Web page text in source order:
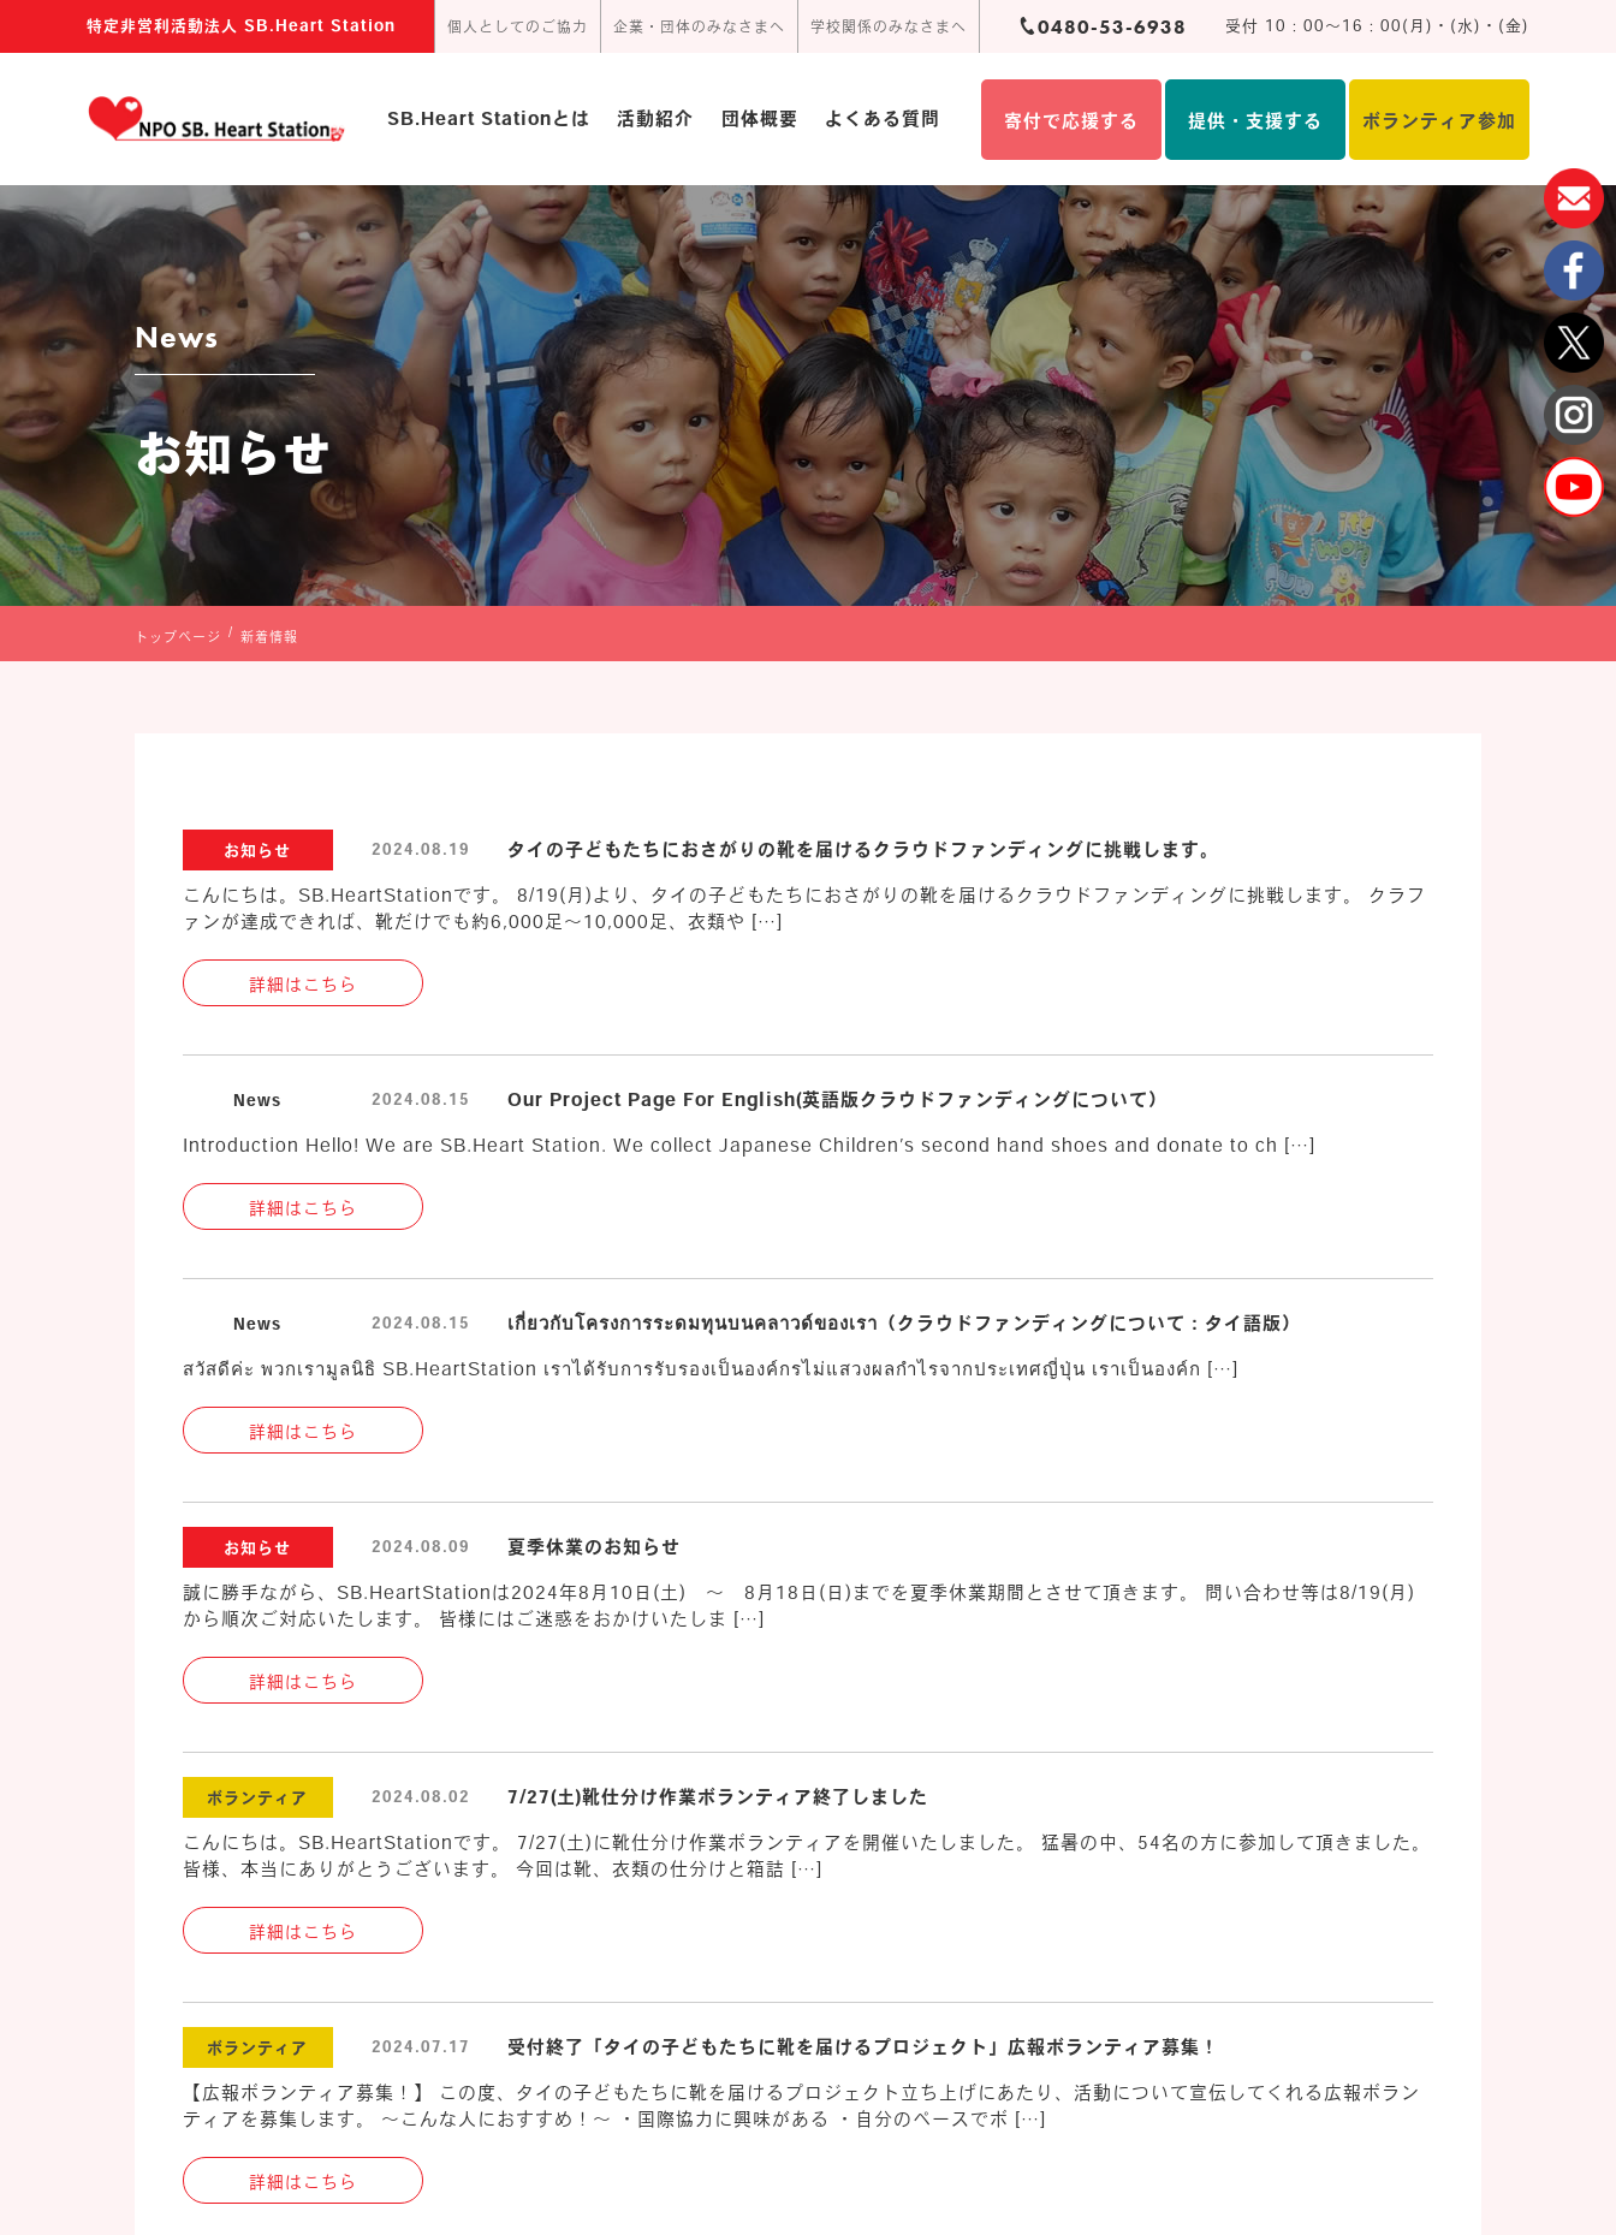
特定非営利活動法人 SB.Heart Station 個人としてのご協力 企業・団体のみなさまへ 学校関係のみなさまへ 0480-53-6938 受付 10：00～16：00(月)・(水)・(金)
SB.Heart Stationとは 活動紹介
主な活動内容 活動報告 頂いたお手紙
団体概要
団体の目的 団体概要･定款 周辺アクセス 事業報告書
よくある質問 寄付で応援する 提供・支援する ボランティア参加
news
お知らせ
トップページ 新着情報
お知らせ 2024.08.19 タイの子どもたちにおさがりの靴を届けるクラウドファンディングに挑戦します。
こんにちは。SB.HeartStationです。 8/19(月)より、タイの子どもたちにおさがりの靴を届けるクラウドファンディングに挑戦します。 クラフ
ァンが達成できれば、靴だけでも約6,000足～10,000足、衣類や […]
詳細はこちら
News 2024.08.15 Our Project Page For English(英語版クラウドファンディングについて）
Introduction Hello! We are SB.Heart Station. We collect Japanese Children’s second hand shoes and donate to ch […]
詳細はこちら
News 2024.08.15 เกี่ยวกับโครงการระดมทุนบนคลาวด์ของเรา（クラウドファンディングについて：タイ語版）
สวัสดีค่ะ พวกเรามูลนิธิ SB.HeartStation เราได้รับการรับรองเป็นองค์กรไม่แสวงผลกำไรจากประเทศญี่ปุ่น เราเป็นองค์ก […]
詳細はこちら
お知らせ 2024.08.09 夏季休業のお知らせ
誠に勝手ながら、SB.HeartStationは2024年8月10日(土) ～ 8月18日(日)までを夏季休業期間とさせて頂きます。 問い合わせ等は8/19(月)
から順次ご対応いたします。 皆様にはご迷惑をおかけいたしま […]
詳細はこちら
ボランティア 2024.08.02 7/27(土)靴仕分け作業ボランティア終了しました
こんにちは。SB.HeartStationです。 7/27(土)に靴仕分け作業ボランティアを開催いたしました。 猛暑の中、54名の方に参加して頂きました。
皆様、本当にありがとうございます。 今回は靴、衣類の仕分けと箱詰 […]
詳細はこちら
ボランティア 2024.07.17 受付終了「タイの子どもたちに靴を届けるプロジェクト」広報ボランティア募集！
【広報ボランティア募集！】 この度、タイの子どもたちに靴を届けるプロジェクト立ち上げにあたり、活動について宣伝してくれる広報ボラン
ティアを募集します。 ～こんな人におすすめ！～ ・国際協力に興味がある ・自分のペースでボ […]
詳細はこちら